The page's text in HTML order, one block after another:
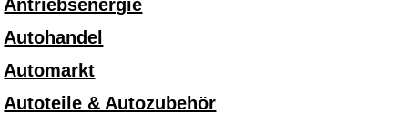
Antriebsenergie
Autohandel
Automarkt
Autoteile & Autozubehör